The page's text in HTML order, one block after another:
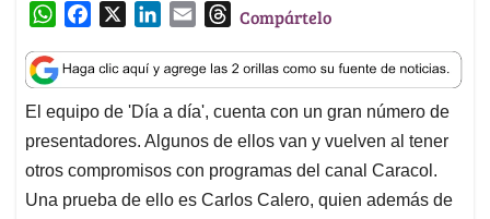
W
a
t
s
A
p
p
c
e
b
o
o
k
n
k
e
d
I
n
a
i
l
T
r
e
a
d
s
Compártelo
El equipo de 'Día a día', cuenta con un gran número de
presentadores. Algunos de ellos van y vuelven al tener
otros compromisos con programas del canal Caracol.
Una prueba de ello es Carlos Calero, quien además de